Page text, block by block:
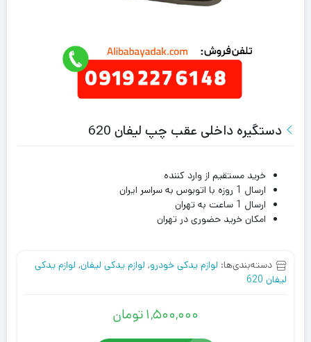
دستگیره داخلی عقب چپ لیفان 620
خرید مستقیم از وارد کننده
ارسال 1 روزه با اتوبوس به سراسر ایران
ارسال 1 ساعت به تهران
امکان خرید حضوری در تهران
دسته‌بندی‌ها: لوازم یدکی خودرو, لوازم یدکی لیفان, لوازم یدکی
لیفان 620
1,500,000تومان